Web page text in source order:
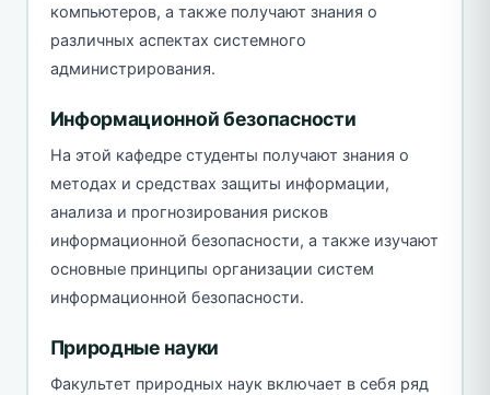
компьютеров, а также получают знания о
различных аспектах системного
администрирования.
Информационной безопасности
На этой кафедре студенты получают знания о
методах и средствах защиты информации,
анализа и прогнозирования рисков
информационной безопасности, а также изучают
основные принципы организации систем
информационной безопасности.
Природные науки
Факультет природных наук включает в себя ряд